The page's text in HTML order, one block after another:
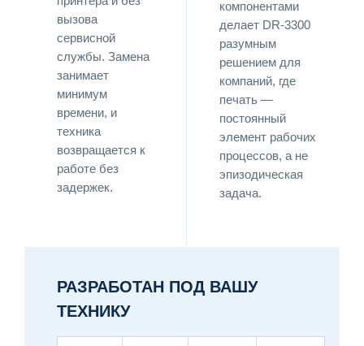
вызова
сервисной
службы. Замена
занимает
минимум
времени, и
техника
возвращается к
работе без
задержек.
компонентами
делает DR-3300
разумным
решением для
компаний, где
печать —
постоянный
элемент рабочих
процессов, а не
эпизодическая
задача.
РАЗРАБОТАН ПОД ВАШУ
ТЕХНИКУ